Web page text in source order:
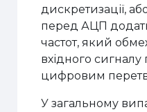
дискретизації,
перед АЦП
частот, який
вхідного
цифровим
У загальному